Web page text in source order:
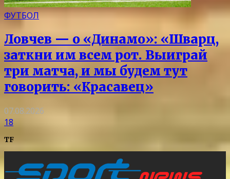
ФУТБОЛ
Ловчев — о «Динамо»: «Шварц,
заткни им всем рот. Выиграй
три матча, и мы будем тут
говорить: «Красавец»
07.08.2026
18
TF